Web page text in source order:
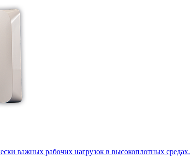
важных рабочих нагрузок в высокоплотных средах.